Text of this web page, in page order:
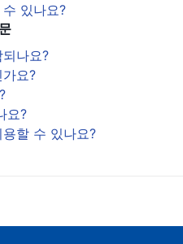
있나요?
나요?
요?
요?
할 수 있나요?